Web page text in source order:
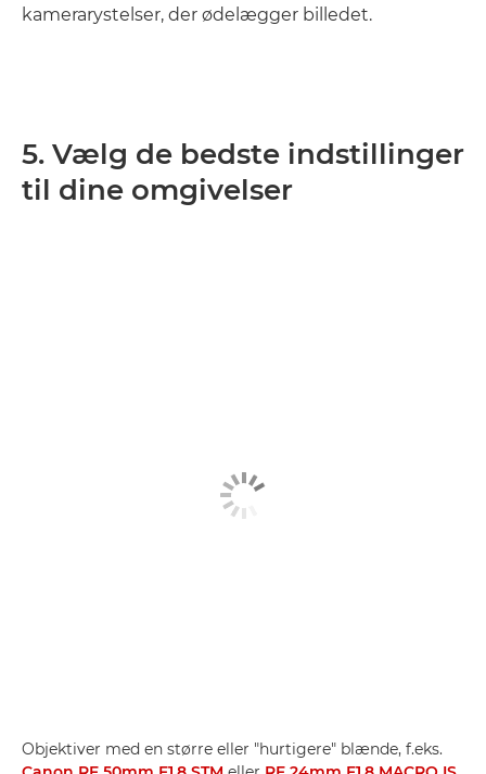
kamerarystelser, der ødelægger billedet.
5. Vælg de bedste indstillinger
til dine omgivelser
Objektiver med en større eller "hurtigere" blænde, f.eks.